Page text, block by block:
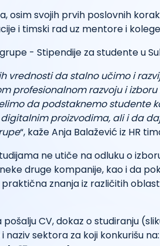
osim svojih prvih poslovnih
i timski rad uz mentore i
vrednosti da stalno učimo i
profesionalnom razvoju i
da podstaknemo studente
proizvodima, ali i da
“, kaže Anja Balažević iz HR
ne utiče na odluku o
druge kompanije, kao i da
znanja iz različitih
CV, dokaz o studiranju
sektora za koji konkurišu na: